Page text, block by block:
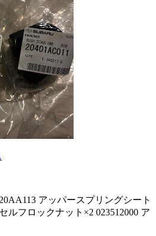
アッパースプリングシート
ルフロックナット×2 023512000 ア